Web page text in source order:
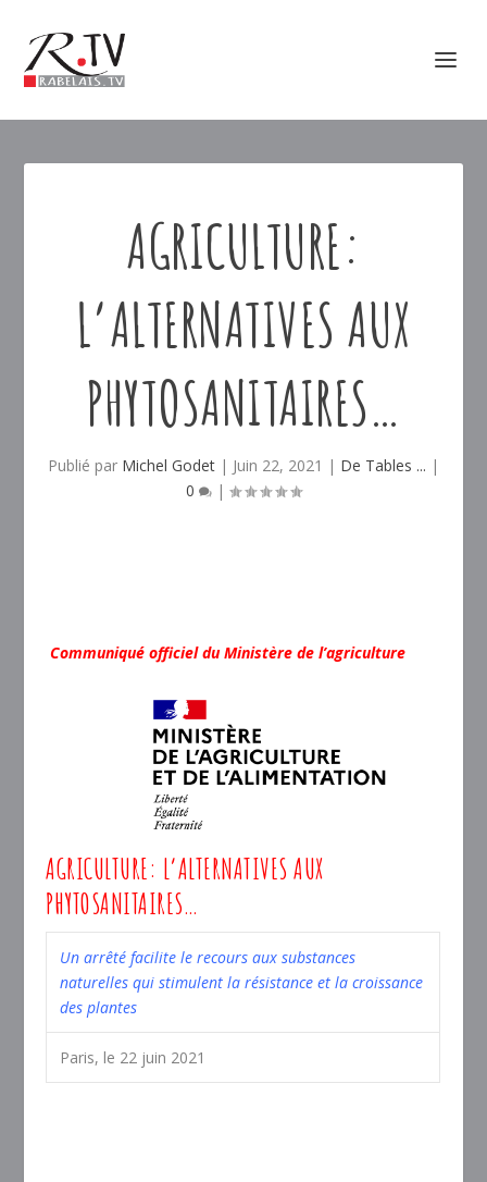
AGRICULTURE:
L’ALTERNATIVES AUX
PHYTOSANITAIRES…
Publié par Michel Godet | Juin 22, 2021 | De Tables ... |
0
|
Communiqué officiel du Ministère de l’agriculture
AGRICULTURE: L’ALTERNATIVES AUX
PHYTOSANITAIRES…
Un arrêté facilite le recours aux substances
naturelles qui stimulent la résistance et la croissance
des plantes
Paris, le 22 juin 2021